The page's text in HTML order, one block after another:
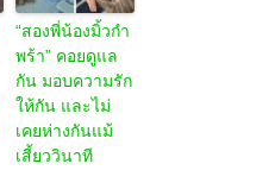
“สองพี่น้องมิ้วกำ
พร้า” คอยดูแล
กัน มอบความรัก
ให้กัน และไม่
เคยห่างกันแม้
เสี้ยววินาที